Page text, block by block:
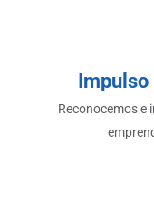
Reconocemos e